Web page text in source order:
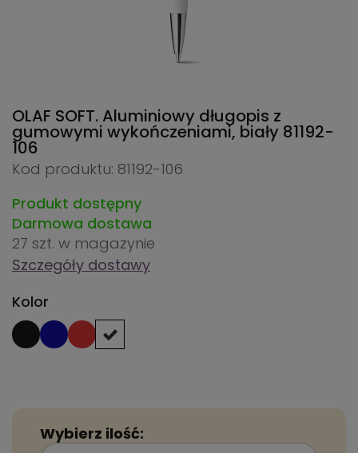
OLAF SOFT. Aluminiowy długopis z
gumowymi wykończeniami, biały 81192-
106
Kod produktu: 81192-106
Produkt dostępny
Darmowa dostawa
27 szt. w magazynie
Szczegóły dostawy
Kolor
Wybierz ilość: